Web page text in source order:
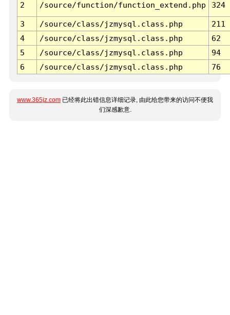
2 /source/function/function_extend.php 324
3 /source/class/jzmysql.class.php
211
4
/source/class/jzmysql.class.php
62
5
/source/class/jzmysql.class.php
94
6
/source/class/jzmysql.class.php 76
www.365jz.com 已经将此出错信息详细记录, 由此给您带来的访问不便我
们深感歉意.